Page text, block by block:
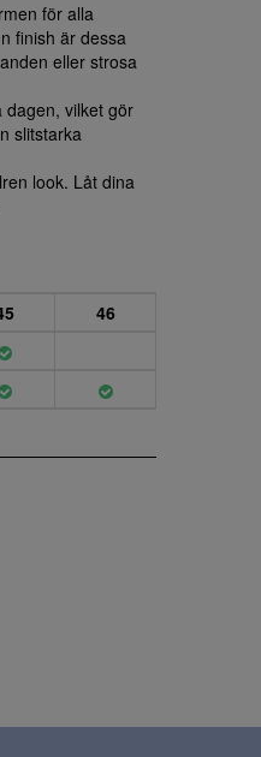
för alla
finish är dessa
eller strosa
dagen, vilket gör
slitstarka
look. Låt dina
46